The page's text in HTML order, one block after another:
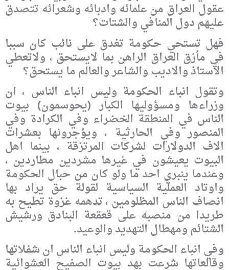
عقول العراق من علمائه وادبائه وشعرائه تتصدق
عليهم دول المنافي والشتات؟
فهل تستحي حكومة تغدق على نائب كان سببا
في مأزق العراق الراهن بما لايستحق ، ولاتعطي
الاستاذ والاديب والشاعر والعالم ما يستحق؟
وتقول انباء الحكومة وليس انباء الناس ، ان
وزراءها ومسؤوليها الكبار (يحوسمون) بيوت
الناس في المنطقة الخضراء وفي الكرادة وفي
المنصور وفي الحارثية ، ويؤجرونها بعشرات
الاف الدولارات لشركات المرتزقة ، بينما اهل
البيوت يعيشون في غيرها مشردين مطاردين ،
وعندما ينبري احد ما ولو كان من حبال الحكومة
واوتاد العملية السياسية لقولة حق يراد بها
انصاف الناس المظلومين ، تدهمه غزوة تطيح به
طريدا من منصبه على قعقعة البنادق ورشيش
الشتائم ومهطال التهديد والوعيد.
وفي انباء الحكومة وليس انباء الناس ان شفلاتها
وقالعاتها شرعت بهد بيوت الصفيح العشوائية